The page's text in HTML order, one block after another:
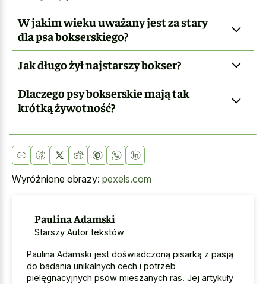
W jakim wieku uważany jest za stary
dla psa bokserskiego?
Jak długo żył najstarszy bokser?
Dlaczego psy bokserskie mają tak
krótką żywotność?
Wyróżnione obrazy: pexels.com
Paulina Adamski
Starszy Autor tekstów
Paulina Adamski jest doświadczoną pisarką z pasją
do badania unikalnych cech i potrzeb
pielęgnacyjnych psów mieszanych ras. Jej artykuły